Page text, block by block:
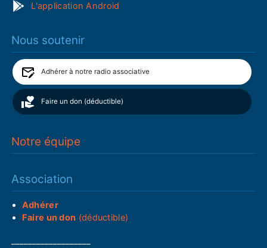
L'application Android
Nous soutenir
Adhérer à notre radio associative
Faire un don (déductible)
Notre équipe
Association
Adhérer
Faire un don (déductible)